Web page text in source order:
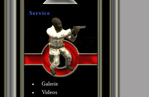
Service
Galerie
Videos